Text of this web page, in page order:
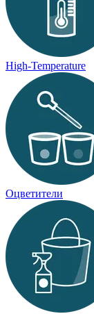
High-Temperature
Оцветители